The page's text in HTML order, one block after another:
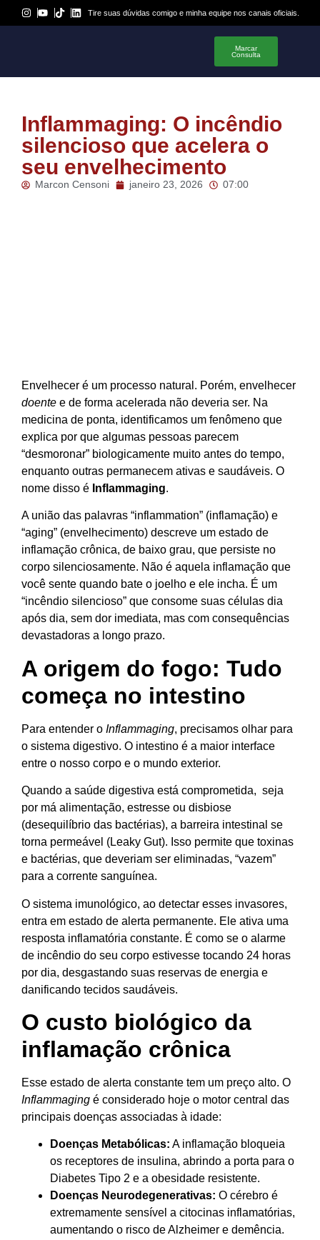
Tire suas dúvidas comigo e minha equipe nos canais oficiais.
Marcar
Consulta
Inflammaging: O incêndio
silencioso que acelera o
seu envelhecimento
Marcon Censoni janeiro 23, 2026 07:00
Envelhecer é um processo natural. Porém, envelhecer
doente e de forma acelerada não deveria ser. Na
medicina de ponta, identificamos um fenômeno que
explica por que algumas pessoas parecem
“desmoronar” biologicamente muito antes do tempo,
enquanto outras permanecem ativas e saudáveis. O
nome disso é Inflammaging.
A união das palavras “inflammation” (inflamação) e
“aging” (envelhecimento) descreve um estado de
inflamação crônica, de baixo grau, que persiste no
corpo silenciosamente. Não é aquela inflamação que
você sente quando bate o joelho e ele incha. É um
“incêndio silencioso” que consome suas células dia
após dia, sem dor imediata, mas com consequências
devastadoras a longo prazo.
A origem do fogo: Tudo
começa no intestino
Para entender o Inflammaging, precisamos olhar para
o sistema digestivo. O intestino é a maior interface
entre o nosso corpo e o mundo exterior.
Quando a saúde digestiva está comprometida, seja
por má alimentação, estresse ou disbiose
(desequilíbrio das bactérias), a barreira intestinal se
torna permeável (Leaky Gut). Isso permite que toxinas
e bactérias, que deveriam ser eliminadas, “vazem”
para a corrente sanguínea.
O sistema imunológico, ao detectar esses invasores,
entra em estado de alerta permanente. Ele ativa uma
resposta inflamatória constante. É como se o alarme
de incêndio do seu corpo estivesse tocando 24 horas
por dia, desgastando suas reservas de energia e
danificando tecidos saudáveis.
O custo biológico da
inflamação crônica
Esse estado de alerta constante tem um preço alto. O
Inflammaging é considerado hoje o motor central das
principais doenças associadas à idade:
Doenças Metabólicas: A inflamação bloqueia
os receptores de insulina, abrindo a porta para o
Diabetes Tipo 2 e a obesidade resistente.
Doenças Neurodegenerativas: O cérebro é
extremamente sensível a citocinas inflamatórias,
aumentando o risco de Alzheimer e demência.